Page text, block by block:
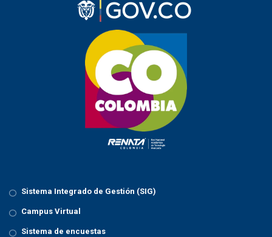
Sistema Integrado de Gestión (SIG)
Campus Virtual
Sistema de encuestas